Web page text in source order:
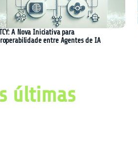
A Nova Iniciativa para
entre Agentes de IA
últimas